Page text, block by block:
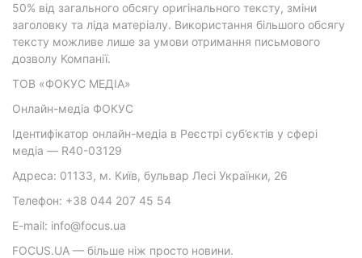
50% від загального обсягу оригінального тексту, зміни
заголовку та ліда матеріалу. Використання більшого обсягу
тексту можливе лише за умови отримання письмового
дозволу Компанії.
ТОВ «ФОКУС МЕДІА»
Онлайн-медіа ФОКУС
Ідентифікатор онлайн-медіа в Реєстрі суб’єктів у сфері
медіа — R40-03129
Адреса: 01133, м. Київ, бульвар Лесі Українки, 26
Телефон: +38 044 207 45 54
E-mail: info@focus.ua
FOCUS.UA — більше ніж просто новини.